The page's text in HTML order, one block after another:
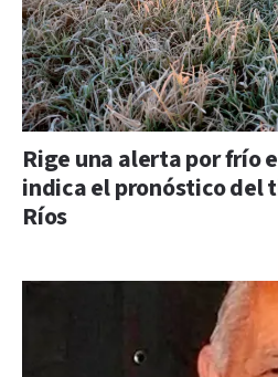
Rige una alerta por frío
indica el pronóstico del
Ríos